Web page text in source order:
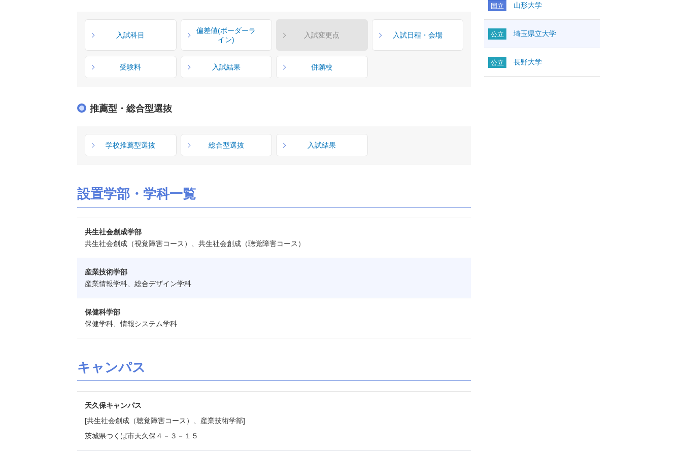
入試科目
偏差値(ボーダーラ
イン)
入試変更点 入試日程・会場
受験料 入試結果 併願校
推薦型・総合型選抜
学校推薦型選抜 総合型選抜 入試結果
設置学部・学科一覧
共生社会創成学部
共生社会創成（視覚障害コース）、共生社会創成（聴覚障害コース）
産業技術学部
産業情報学科、総合デザイン学科
保健科学部
保健学科、情報システム学科
キャンパス
天久保キャンパス
[共生社会創成（聴覚障害コース）、産業技術学部]
茨城県つくば市天久保４－３－１５
国立 山形大学
公立 埼玉県立大学
公立 長野大学